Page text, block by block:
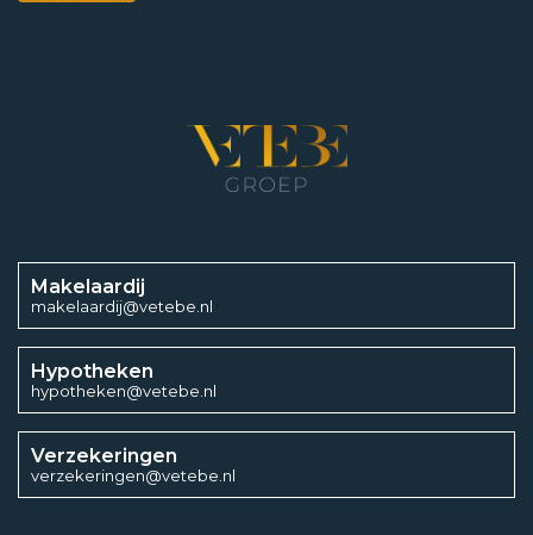
Makelaardij
makelaardij@vetebe.nl
Hypotheken
hypotheken@vetebe.nl
Verzekeringen
verzekeringen@vetebe.nl